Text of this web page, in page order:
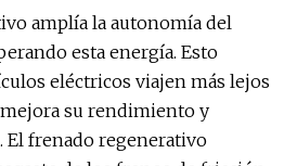
amplía la autonomía del
esta energía. Esto
eléctricos viajen más lejos
su rendimiento y
El frenado regenerativo